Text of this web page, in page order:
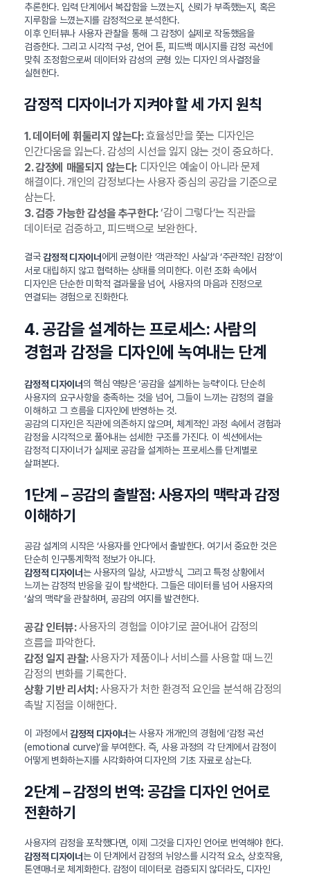
추론한다. 입력 단계에서 복잡함을 느꼈는지, 신뢰가 부족했는지, 혹은
지루함을 느꼈는지를 감정적으로 분석한다.
이후 인터뷰나 사용자 관찰을 통해 그 감정이 실제로 작동했음을
검증한다. 그리고 시각적 구성, 언어 톤, 피드백 메시지를 감정 곡선에
맞춰 조정함으로써 데이터와 감성의 균형 있는 디자인 의사결정을
실현한다.
감정적 디자이너가 지켜야 할 세 가지 원칙
1. 데이터에 휘둘리지 않는다:효율성만을 쫓는 디자인은
인간다움을 잃는다. 감성의 시선을 잃지 않는 것이 중요하다.
2. 감정에 매몰되지 않는다:디자인은 예술이 아니라 문제
해결이다. 개인의 감정보다는 사용자 중심의 공감을 기준으로
삼는다.
3. 검증 가능한 감성을 추구한다:‘감이 그렇다’는 직관을
데이터로 검증하고, 피드백으로 보완한다.
결국감정적 디자이너에게 균형이란 ‘객관적인 사실’과 ‘주관적인 감정’이
서로 대립하지 않고 협력하는 상태를 의미한다. 이런 조화 속에서
디자인은 단순한 미학적 결과물을 넘어, 사용자의 마음과 진정으로
연결되는 경험으로 진화한다.
4. 공감을 설계하는 프로세스: 사람의
경험과 감정을 디자인에 녹여내는 단계
감정적 디자이너의 핵심 역량은 ‘공감을 설계하는 능력’이다. 단순히
사용자의 요구사항을 충족하는 것을 넘어, 그들이 느끼는 감정의 결을
이해하고 그 흐름을 디자인에 반영하는 것.
공감의 디자인은 직관에 의존하지 않으며, 체계적인 과정 속에서 경험과
감정을 시각적으로 풀어내는 섬세한 구조를 가진다. 이 섹션에서는
감정적 디자이너가 실제로 공감을 설계하는 프로세스를 단계별로
살펴본다.
1단계 – 공감의 출발점: 사용자의 맥락과 감정
이해하기
공감 설계의 시작은 ‘사용자를 안다’에서 출발한다. 여기서 중요한 것은
단순히 인구통계학적 정보가 아니다.
감정적 디자이너는 사용자의 일상, 사고방식, 그리고 특정 상황에서
느끼는 감정적 반응을 깊이 탐색한다. 그들은 데이터를 넘어 사용자의
‘삶의 맥락’을 관찰하며, 공감의 여지를 발견한다.
공감 인터뷰:사용자의 경험을 이야기로 끌어내어 감정의
흐름을 파악한다.
감정 일지 관찰:사용자가 제품이나 서비스를 사용할 때 느낀
감정의 변화를 기록한다.
상황 기반 리서치:사용자가 처한 환경적 요인을 분석해 감정의
촉발 지점을 이해한다.
이 과정에서 감정적 디자이너는 사용자 개개인의 경험에 ‘감정 곡선
(emotional curve)’을 부여한다. 즉, 사용 과정의 각 단계에서 감정이
어떻게 변화하는지를 시각화하여 디자인의 기초 자료로 삼는다.
2단계 – 감정의 번역: 공감을 디자인 언어로
전환하기
사용자의 감정을 포착했다면, 이제 그것을 디자인 언어로 번역해야 한다.
감정적 디자이너는 이 단계에서 감정의 뉘앙스를 시각적 요소, 상호작용,
톤앤매너로 체계화한다. 감정이 데이터로 검증되지 않더라도, 디자인